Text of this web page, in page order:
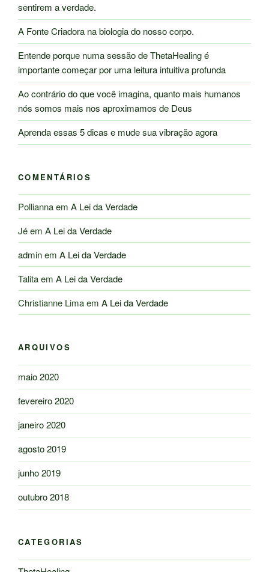
sentirem a verdade.
A Fonte Criadora na biologia do nosso corpo.
Entende porque numa sessão de ThetaHealing é
importante começar por uma leitura intuitiva profunda
Ao contrário do que você imagina, quanto mais humanos
nós somos mais nos aproximamos de Deus
Aprenda essas 5 dicas e mude sua vibração agora
COMENTÁRIOS
Polliannaem A Lei da Verdade
Jéem A Lei da Verdade
adminem A Lei da Verdade
Talitaem A Lei da Verdade
Christianne Limaem A Lei da Verdade
ARQUIVOS
maio 2020
fevereiro 2020
janeiro 2020
agosto 2019
junho 2019
outubro 2018
CATEGORIAS